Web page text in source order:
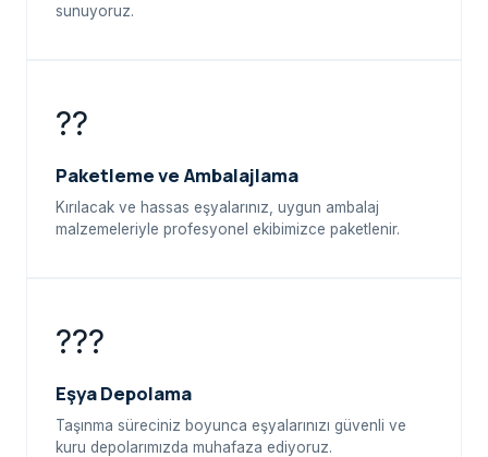
sunuyoruz.
??
Paketleme ve Ambalajlama
Kırılacak ve hassas eşyalarınız, uygun ambalaj
malzemeleriyle profesyonel ekibimizce paketlenir.
???
Eşya Depolama
Taşınma süreciniz boyunca eşyalarınızı güvenli ve
kuru depolarımızda muhafaza ediyoruz.